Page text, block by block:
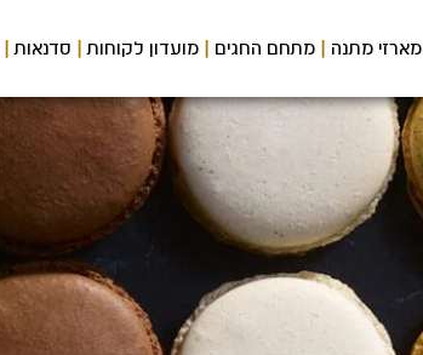
מארזי מתנה מתחם החגים מועדון לקוחות סדנאות